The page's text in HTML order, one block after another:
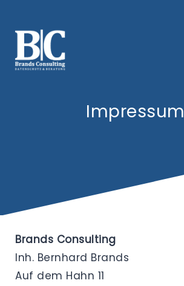
Inhalt
springen
Impressum
Brands Consulting
Inh. Bernhard Brands
Auf dem Hahn 11